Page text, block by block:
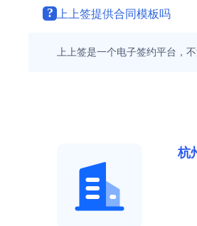
? 上上签提供合同模板吗
上上签是一个电子签约平台，
杭